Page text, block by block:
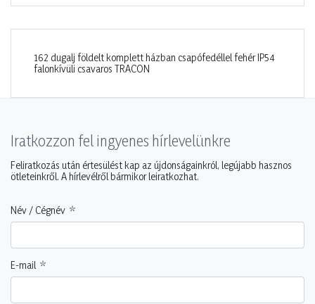
162 dugalj földelt komplett házban csapófedéllel fehér IP54
falonkívüli csavaros TRACON
Iratkozzon fel ingyenes hírlevelünkre
Feliratkozás után értesülést kap az újdonságainkról, legújabb hasznos
ötleteinkről. A hírlevélről bármikor leiratkozhat.
Név / Cégnév
E-mail